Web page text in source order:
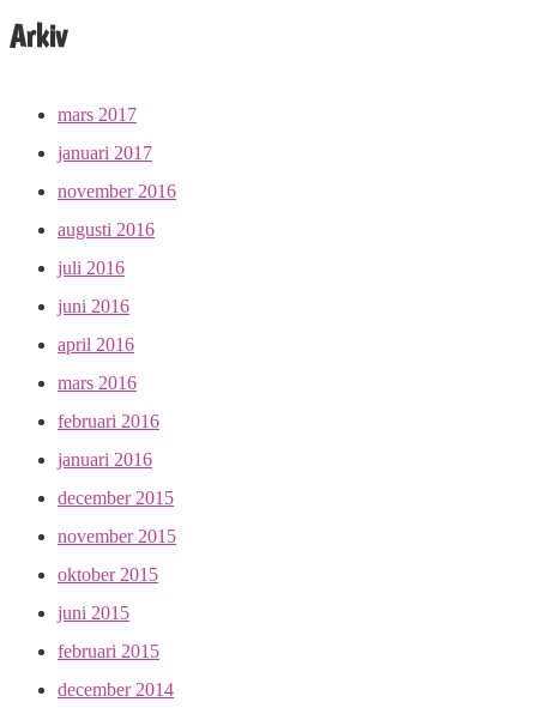
Arkiv
mars 2017
januari 2017
november 2016
augusti 2016
juli 2016
juni 2016
april 2016
mars 2016
februari 2016
januari 2016
december 2015
november 2015
oktober 2015
juni 2015
februari 2015
december 2014